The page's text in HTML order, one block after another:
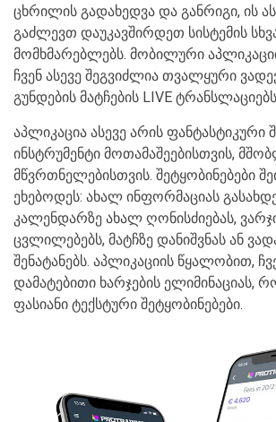
ცხრილის გადახედვა და განრიგი, ის
გაძლევთ დაუკავშირდეთ სისტემის
მომხმარებლებს. მობილური
ჩვენ ასევე შეგვიძლია თვალყური
გუნდების მატჩების LIVE
აპლიკაცია ასევე არის ფანტასტიკური
ინსტრუმენტი მოთამაშეებისთვის,
მწვრთნელებისთვის. შეტყობინებები
ეხებოდეს: ახალ ინფორმაციას
კალენდარზე ახალ ღონისძიებას,
ცვლილებებს, მატჩზე დანიშვნას ან
შენატანებს. აპლიკაციის წყალობით,
დამატებითი ხარჯების ელიმინაციას,
ფასიანი ტექსტური შეტყობინებები.